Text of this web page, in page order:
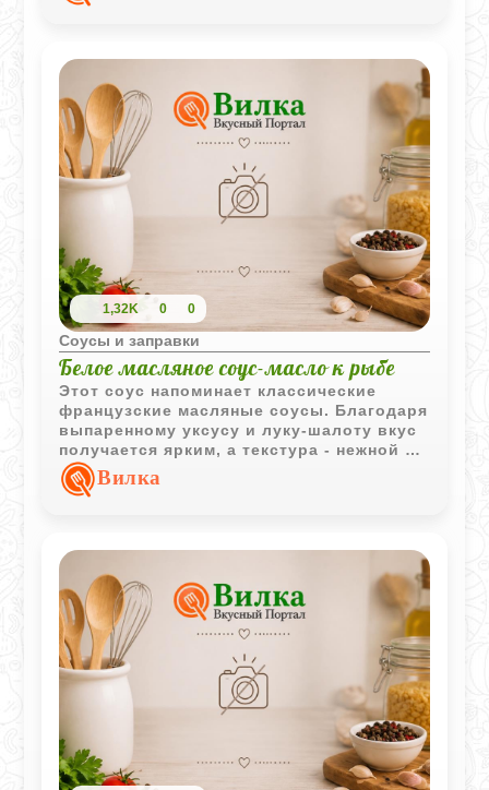
1,32K 0 0
Соусы и заправки
Белое масляное соус-масло к рыбе
Этот соус напоминает классические
французские масляные соусы. Благодаря
выпаренному уксусу и луку-шалоту вкус
получается ярким, а текстура - нежной и
воздушной.
Вилка